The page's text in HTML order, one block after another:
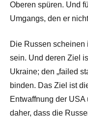
Oberen spüren. Und
Umgangs, den er
Die Russen scheinen
sein. Und deren Ziel
Ukraine; den „failed
binden. Das Ziel ist
Entwaffnung der
daher, dass die